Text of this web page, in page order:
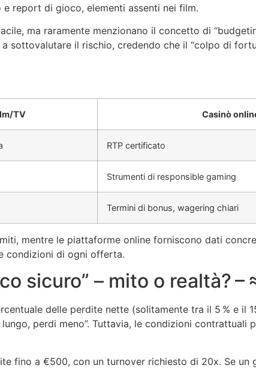
report di gioco, elementi assenti nei film.
ma raramente menzionano il concetto di
sottovalutare il rischio, credendo che il “colpo di
TV Casinò
RTP certificato
Strumenti di responsible gaming
Termini di bonus, wagering chiari
mentre le piattaforme online forniscono dati
condizioni di ogni offerta.
sicuro” – mito o realtà? –
delle perdite nette (solitamente tra il 5 % e il
perdi meno”. Tuttavia, le condizioni contrattuali
fino a €500, con un turnover richiesto di 20x. Se